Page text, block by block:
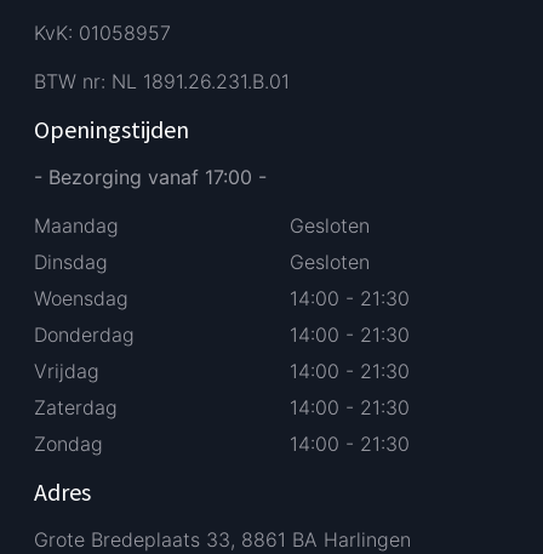
KvK: 01058957
BTW nr: NL 1891.26.231.B.01
Openingstijden
- Bezorging vanaf 17:00 -
Maandag
Dinsdag
Woensdag
Donderdag
Vrijdag
Zaterdag
Zondag
Gesloten
Gesloten
14:00 - 21:30
14:00 - 21:30
14:00 - 21:30
14:00 - 21:30
14:00 - 21:30
Adres
Grote Bredeplaats 33, 8861 BA Harlingen